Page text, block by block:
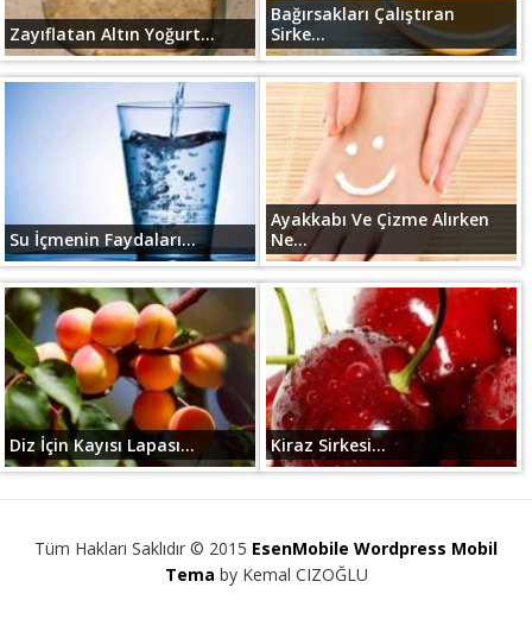
Zayıflatan Altın Yoğurt...
Bağırsakları Çalıştıran
Sirke...
Su İçmenin Faydaları...
Ayakkabı Ve Çizme Alırken
Ne...
Diz İçin Kayısı Lapası... Kiraz Sirkesi...
Tüm Hakları Saklıdır © 2015 EsenMobile Wordpress Mobil
Tema by Kemal CIZOĞLU